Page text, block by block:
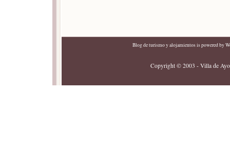
Blog de turismo y alojamientosis powered by
Copyright © 2003 - Villa de